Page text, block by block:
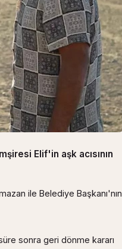
Elif'in aşk acısının
ile Belediye Başkanı'nın
sonra geri dönme kararı